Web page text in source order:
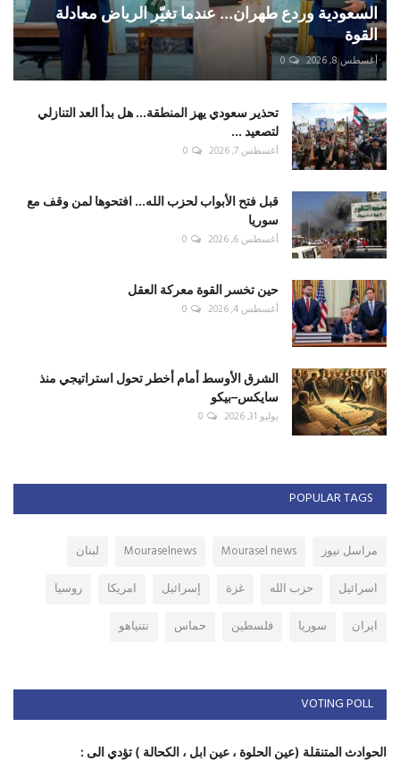
السعودية وردع طهران... عندما تغيّر الرياض معادلة
القوة
أغسطس 8, 2026 0
تحذير سعودي يهز المنطقة... هل بدأ العد التنازلي
لتصعيد ...
أغسطس 7, 2026 0
قبل فتح الأبواب لحزب الله... افتحوها لمن وقف مع
سوريا
أغسطس 6, 2026 0
حين تخسر القوة معركة العقل
أغسطس 4, 2026 0
الشرق الأوسط أمام أخطر تحول استراتيجي منذ
سايكس–بيكو
يوليو 31, 2026 0
POPULAR TAGS
مراسل نيوز Mourasel news
Mouraselnews
لبنان
اسرائيل
حزب الله غزة إسرائيل امريكا
روسيا
ايران
سوريا فلسطين حماس نتنياهو
VOTING POLL
الحوادث المتنقلة (عين الحلوة ، عين ابل ، الكحالة ) تؤدي الى :